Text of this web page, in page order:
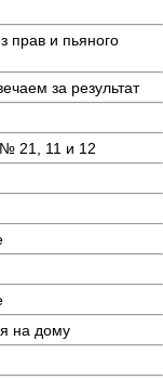
прав и пьяного
за результат
21, 11 и 12
на дому